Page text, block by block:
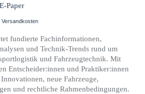
Paper
Versandkosten
fundierte Fachinformationen,
und Technik-Trends rund um
und Fahrzeugtechnik. Mit
Entscheider:innen und Praktiker:innen
neue Fahrzeuge,
und rechtliche Rahmenbedingungen.